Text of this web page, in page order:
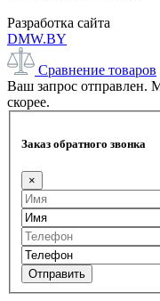
Разработка сайта
DMW.BY
Сравнение товаров
Ваш запрос отправлен.
скорее.
Заказ обратного звонка
×
Отправить